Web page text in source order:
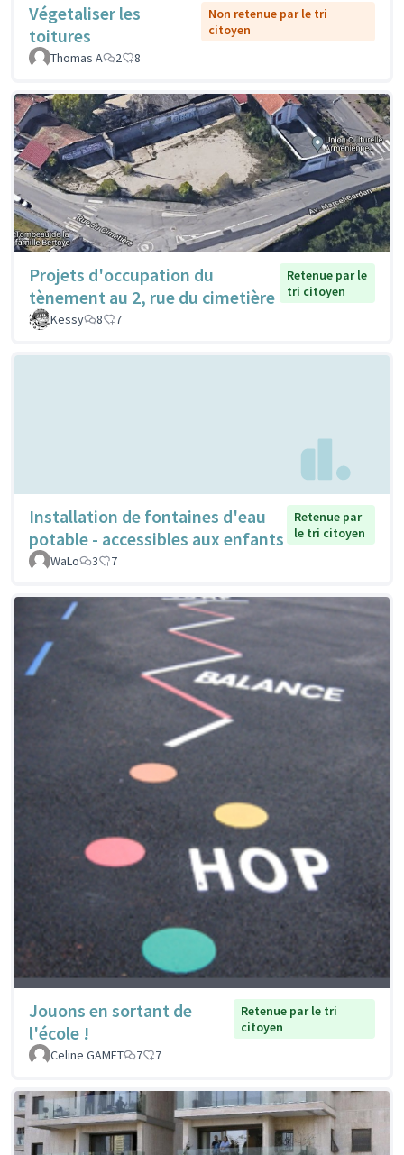
Végetaliser les
toitures
Non retenue par le tri
citoyen
Thomas A
2 8
Projets d'occupation du
tènement au 2, rue du cimetière
Retenue par le
tri citoyen
Kessy
8 7
Installation de fontaines d'eau
potable - accessibles aux enfants
Retenue par
le tri citoyen
WaLo
3 7
Jouons en sortant de
l'école !
Retenue par le tri
citoyen
Celine GAMET
7 7